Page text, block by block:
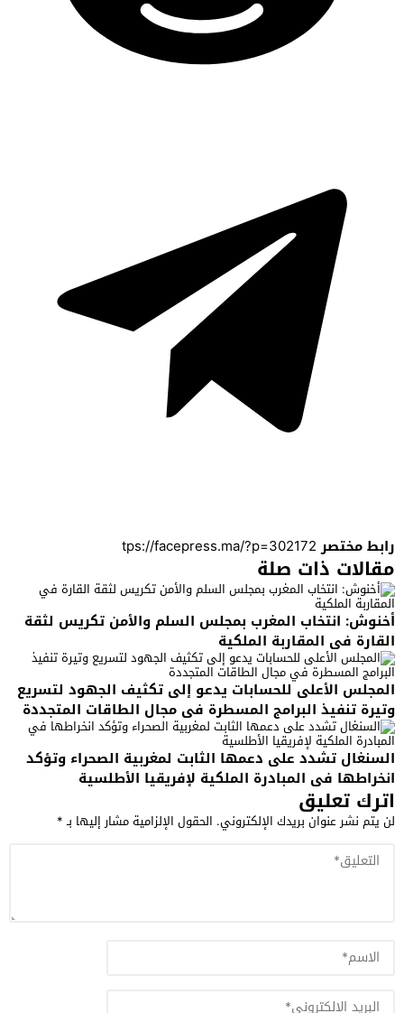
رابط مختصر
مقالات ذات صلة
أخنوش: انتخاب المغرب بمجلس السلم والأمن تكريس لثقة
القارة في المقاربة الملكية
المجلس الأعلى للحسابات يدعو إلى تكثيف الجهود لتسريع
وتيرة تنفيذ البرامج المسطرة في مجال الطاقات المتجددة
السنغال تشدد على دعمها الثابت لمغربية الصحراء وتؤكد
انخراطها في المبادرة الملكية لإفريقيا الأطلسية
اترك تعليق
لن يتم نشر عنوان بريدك الإلكتروني. الحقول الإلزامية مشار إليها بـ*